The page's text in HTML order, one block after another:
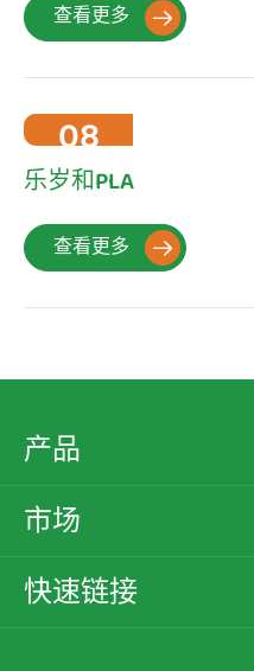
查看更多 
08
2022-10
乐岁和PLA
查看更多 
产品
市场
快速链接